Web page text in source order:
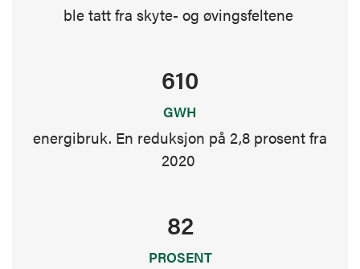
ble tatt fra skyte- og øvingsfeltene
610
GWH
energibruk. En reduksjon på 2,8 prosent fra
2020
82
PROSENT